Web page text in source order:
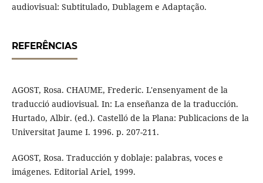
audiovisual: Subtitulado, Dublagem e Adaptação.
REFERÊNCIAS
AGOST, Rosa. CHAUME, Frederic. L'ensenyament de la
traducció audiovisual. In: La enseñanza de la traducción.
Hurtado, Albir. (ed.). Castelló de la Plana: Publicacions de la
Universitat Jaume I. 1996. p. 207-211.
AGOST, Rosa. Traducción y doblaje: palabras, voces e
imágenes. Editorial Ariel, 1999.